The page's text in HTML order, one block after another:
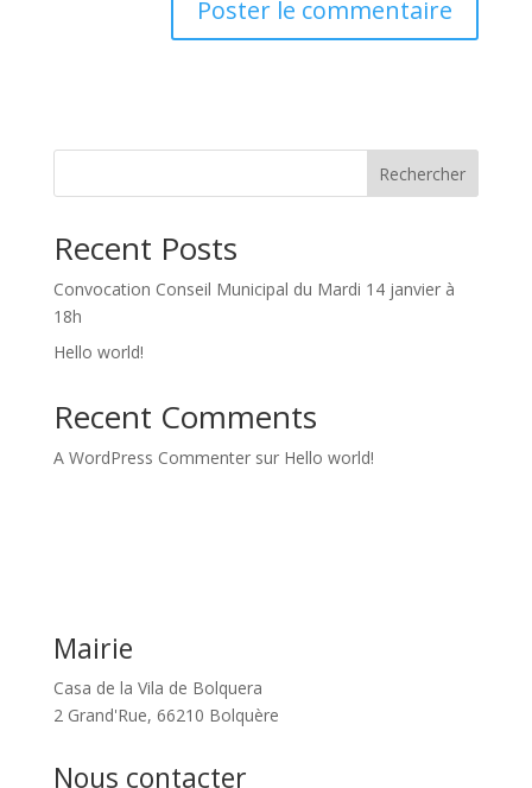
Rechercher
Recent Posts
Convocation Conseil Municipal du Mardi 14 janvier à
18h
Hello world!
Recent Comments
A WordPress Commentersur Hello world!
Mairie
Casa de la Vila de Bolquera
2 Grand'Rue, 66210 Bolquère
Nous contacter